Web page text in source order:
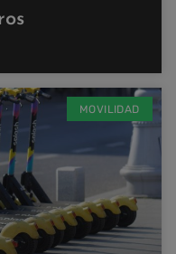
MOVILIDAD